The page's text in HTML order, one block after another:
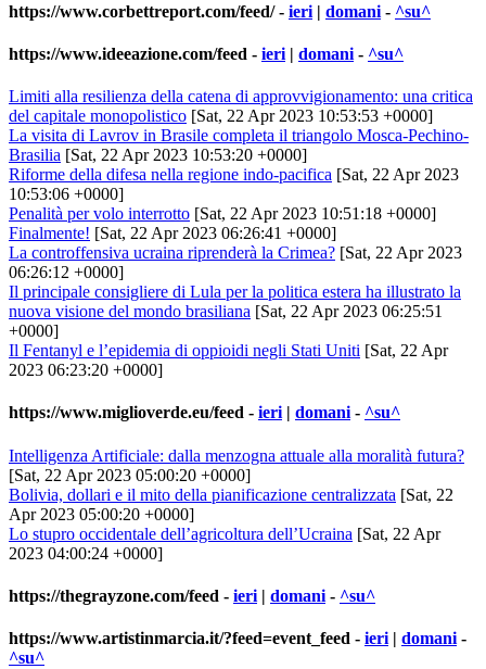
https://www.corbettreport.com/feed/- ieri | domani - ^su^
https://www.ideeazione.com/feed - ieri | domani - ^su^
Limiti alla resilienza della catena di approvvigionamento: una critica
del capitale monopolistico [Sat, 22 Apr 2023 10:53:53 +0000]
La visita di Lavrov in Brasile completa il triangolo Mosca-Pechino-
Brasilia [Sat, 22 Apr 2023 10:53:20 +0000]
Riforme della difesa nella regione indo-pacifica [Sat, 22 Apr 2023
10:53:06 +0000]
Penalità per volo interrotto [Sat, 22 Apr 2023 10:51:18 +0000]
Finalmente! [Sat, 22 Apr 2023 06:26:41 +0000]
La controffensiva ucraina riprenderà la Crimea? [Sat, 22 Apr 2023
06:26:12 +0000]
Il principale consigliere di Lula per la politica estera ha illustrato la
nuova visione del mondo brasiliana [Sat, 22 Apr 2023 06:25:51
+0000]
Il Fentanyl e l’epidemia di oppioidi negli Stati Uniti [Sat, 22 Apr
2023 06:23:20 +0000]
https://www.miglioverde.eu/feed - ieri | domani - ^su^
Intelligenza Artificiale: dalla menzogna attuale alla moralità futura?
[Sat, 22 Apr 2023 05:00:20 +0000]
Bolivia, dollari e il mito della pianificazione centralizzata [Sat, 22
Apr 2023 05:00:20 +0000]
Lo stupro occidentale dell’agricoltura dell’Ucraina [Sat, 22 Apr
2023 04:00:24 +0000]
https://thegrayzone.com/feed - ieri | domani - ^su^
https://www.artistinmarcia.it/?feed=event_feed - ieri | domani -
^su^